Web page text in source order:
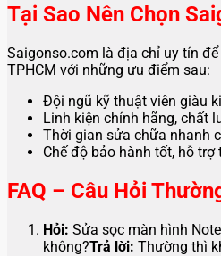
Tại Sao Nên Chọn
Saigonso.com là địa chỉ uy tín
TPHCM với những ưu điểm sau:
Đội ngũ kỹ thuật viên giàu
Linh kiện chính hãng, chất
Thời gian sửa chữa nhanh
Chế độ bảo hành tốt, hỗ trợ
FAQ – Câu Hỏi
Hỏi: Sửa sọc màn hình
không?Trả lời: Thường thì